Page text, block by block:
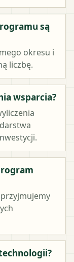
są
okresu i
liczbę.
wsparcia?
przyjmujemy